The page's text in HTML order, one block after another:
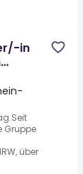
in
Gruppe
über